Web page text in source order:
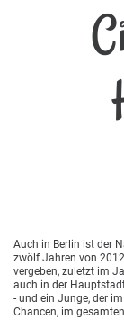
Auch in Berlin ist der
zwölf Jahren von
vergeben, zuletzt im
auch in der
- und ein Junge, der
Chancen, im